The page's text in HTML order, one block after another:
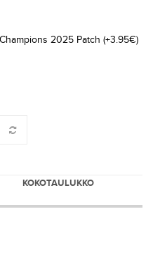
2025 Patch (+3.95€)
KOKOTAULUKKO